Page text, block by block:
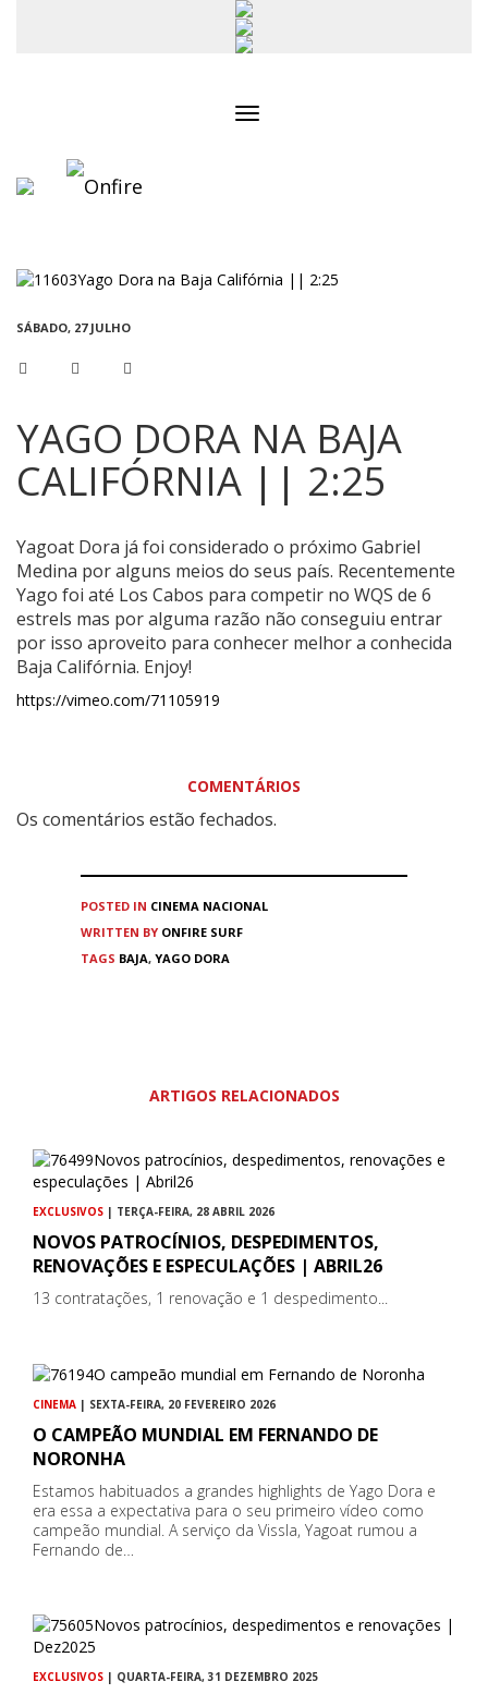
SÁBADO, 27 JULHO
YAGO DORA NA BAJA
CALIFÓRNIA || 2:25
Yagoat Dora já foi considerado o próximo Gabriel
Medina por alguns meios do seus país. Recentemente
Yago foi até Los Cabos para competir no WQS de 6
estrels mas por alguma razão não conseguiu entrar
por isso aproveito para conhecer melhor a conhecida
Baja Califórnia. Enjoy!
https://vimeo.com/71105919
COMENTÁRIOS
Os comentários estão fechados.
POSTED IN CINEMA NACIONAL
WRITTEN BY ONFIRE SURF
TAGS BAJA, YAGO DORA
ARTIGOS RELACIONADOS
EXCLUSIVOS | TERÇA-FEIRA, 28 ABRIL 2026
NOVOS PATROCÍNIOS, DESPEDIMENTOS,
RENOVAÇÕES E ESPECULAÇÕES | ABRIL26
13 contratações, 1 renovação e 1 despedimento...
CINEMA | SEXTA-FEIRA, 20 FEVEREIRO 2026
O CAMPEÃO MUNDIAL EM FERNANDO DE
NORONHA
Estamos habituados a grandes highlights de Yago Dora e
era essa a expectativa para o seu primeiro vídeo como
campeão mundial. A serviço da Vissla, Yagoat rumou a
Fernando de…
EXCLUSIVOS | QUARTA-FEIRA, 31 DEZEMBRO 2025